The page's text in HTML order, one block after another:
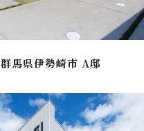
群馬県伊勢崎市 A邸